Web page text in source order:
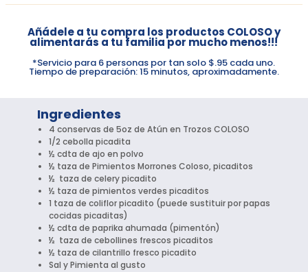
Añádele a tu compra los productos COLOSO y
alimentarás a tu familia por mucho menos!!!
*Servicio para 6 personas por tan solo $.95 cada uno.
Tiempo de preparación: 15 minutos, aproximadamente.
Ingredientes
4 conservas de 5oz de Atún en Trozos COLOSO
1/2 cebolla picadita
½ cdta de ajo en polvo
½ taza de Pimientos Morrones Coloso, picaditos
½ taza de celery picadito
½ taza de pimientos verdes picaditos
1 taza de coliflor picadito (puede sustituir por papas
cocidas picaditas)
½ cdta de paprika ahumada (pimentón)
½ taza de cebollines frescos picaditos
½ taza de cilantrillo fresco picadito
Sal y Pimienta al gusto